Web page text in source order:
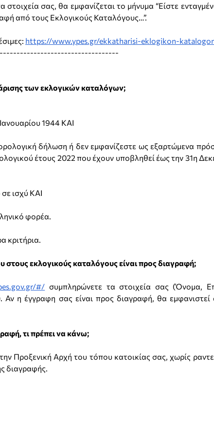
σας, θα εμφανίζεται το μήνυμα “Είστε
από τους Εκλογικούς Καταλόγους…”.
https://www.ypes.gr/ekkatharisi-eklogikon-
των εκλογικών καταλόγων;
1944 ΚΑΙ
δήλωση ή δεν εμφανίζεστε ως εξαρτώμενα
έτους 2022 που έχουν υποβληθεί έως την 31η
ισχύ ΚΑΙ
φορέα.
κριτήρια.
εκλογικούς καταλόγους είναι προς διαγραφή;
#/ συμπληρώνετε τα στοιχεία σας (Όνομα,
η έγγραφη σας είναι προς διαγραφή, θα εμφανιστεί
τι πρέπει να κάνω;
Προξενική Αρχή του τόπου κατοικίας σας, χωρίς
διαγραφής.